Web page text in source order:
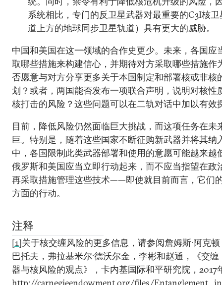
系统相比，专门的反卫星武器对最重要的C3I核
道上方的地球同步卫星轨道）具有更大的威胁。
中国和美国在这一领域的合作史更少。未来，各国应
取哪些措施来构建信心，并期待对方采取哪些措施作
否愿意与对方分享更多关于本国制定和部署核或非核
划？或者，两国能否发布一项联合声明，说明对核性
核打击的风险？这些问题可以在二轨对话中加以有效
目前，降低风险仍然面临巨大挑战，而这项任务在未
巨。特别是，随着这些国家不断征购新武器并将其纳
中，各国限制此类武器部署和使用的意愿可能越来越
俄罗斯和美国应当立即行动起来，而不应当指望在政
再采取措施管理这些技术——即使就目前而言，它们
方面的行动。
注释
[1]关于核交缠风险的更多信息，请参阅詹姆斯·阿克
巴托夫，弗拉基米尔·德沃尔金，李彬和赵通，《交
器与核风险的观点》，卡内基国际和平研究院，2017